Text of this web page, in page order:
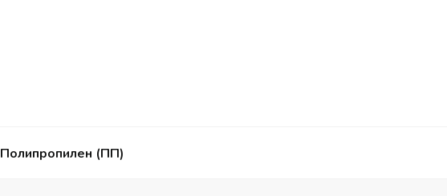
Полипропилен (ПП)